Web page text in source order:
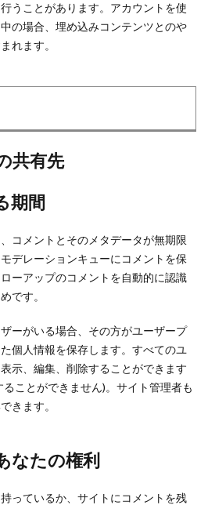
うことがあります。アカウントを使
の場合、埋め込みコンテンツとのや
れます。
共有先
期間
コメントとそのメタデータが無期限
デレーションキューにコメントを保
ーアップのコメントを自動的に認識
です。
ーがいる場合、その方がユーザープ
個人情報を保存します。すべてのユ
示、編集、削除することができます
ことができません)。サイト管理者も
きます。
なたの権利
っているか、サイトにコメントを残